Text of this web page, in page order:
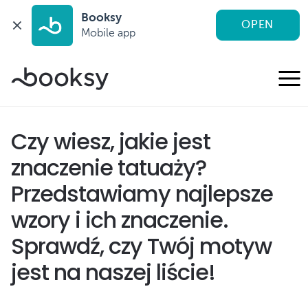
Booksy
Mobile app
OPEN
do
Czy wiesz, jakie jest
znaczenie tatuaży?
Przedstawiamy najlepsze
wzory i ich znaczenie.
Sprawdź, czy Twój motyw
jest na naszej liście!